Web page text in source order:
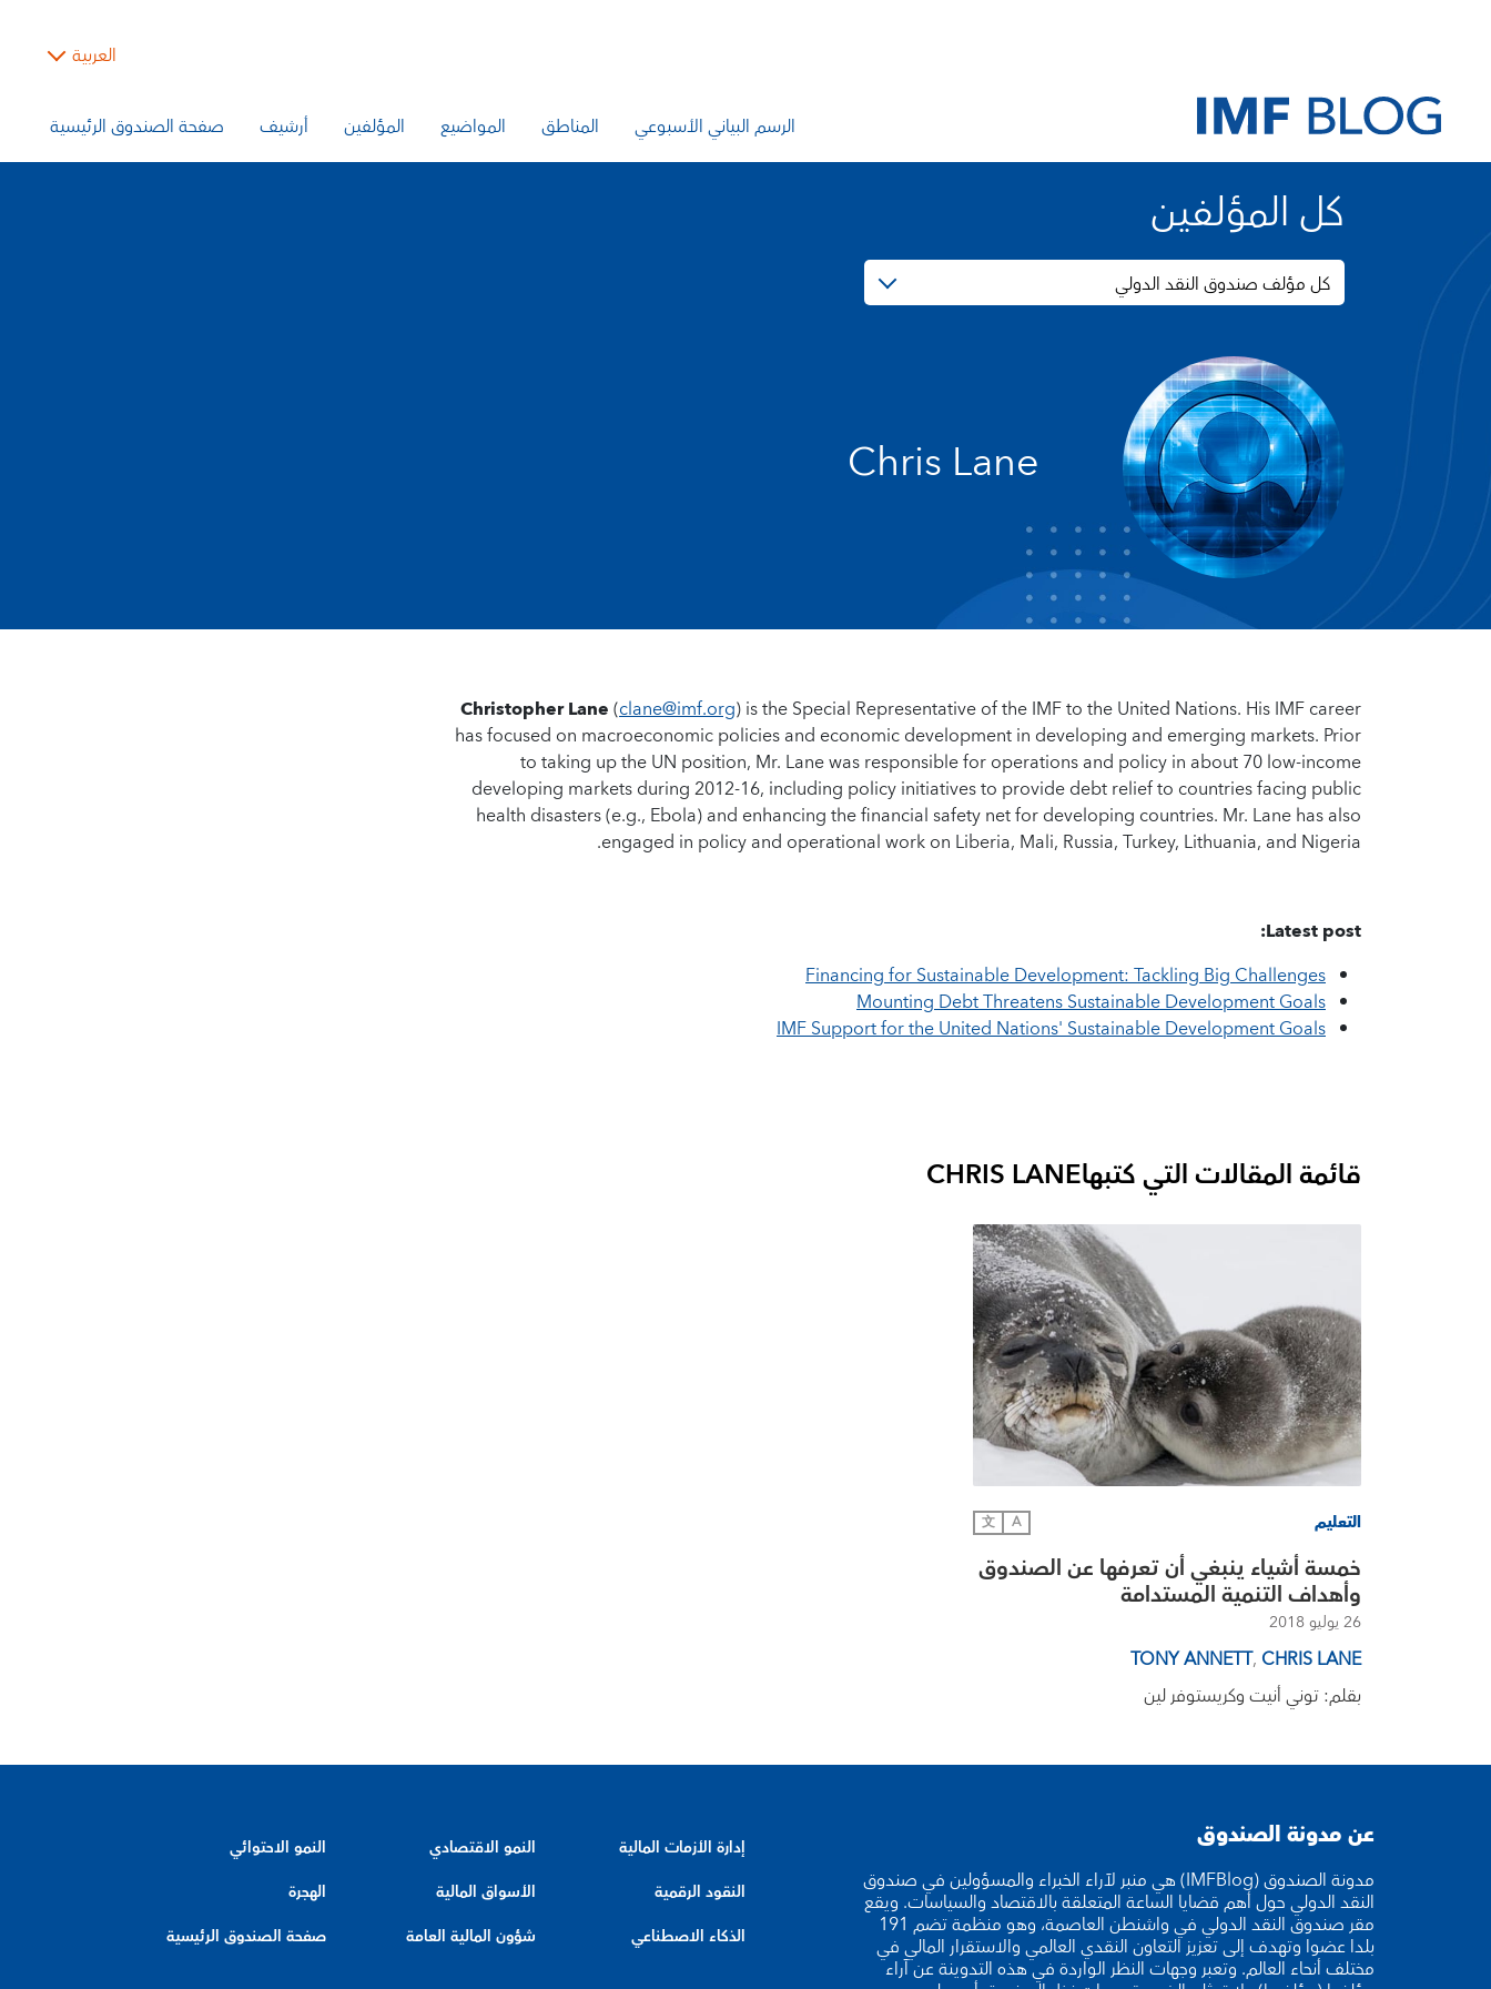
العربية
الرسم البياني الأسبوعي المناطق المواضيع المؤلفين أرشيف صفحة الصندوق الرئيسية
كل المؤلفين
كل مؤلف صندوق النقد الدولي
Chris Lane
Christopher Lane(clane@imf.org) is the Special Representative of the IMF to the United Nations. His IMF career
has focused on macroeconomic policies and economic development in developing and emerging markets. Prior
to taking up the UN position, Mr. Lane was responsible for operations and policy in about 70 low-income
developing markets during 2012-16, including policy initiatives to provide debt relief to countries facing public
health disasters (e.g., Ebola) and enhancing the financial safety net for developing countries. Mr. Lane has also
engaged in policy and operational work on Liberia, Mali, Russia, Turkey, Lithuania, and Nigeria.
Latest post:
Financing for Sustainable Development: Tackling Big Challenges
Mounting Debt Threatens Sustainable Development Goals
IMF Support for the United Nations' Sustainable Development Goals
قائمة المقالات التي كتبهاCHRIS LANE
التعليم A
文
خمسة أشياء ينبغي أن تعرفها عن الصندوق
وأهداف التنمية المستدامة
26 يوليو 2018
TONY ANNETT, CHRIS LANE
بقلم: توني أنيت وكريستوفر لين
عن مدونة الصندوق
مدونة الصندوق (IMFBlog) هي منبر لآراء الخبراء والمسؤولين في صندوق
النقد الدولي حول أهم قضايا الساعة المتعلقة بالاقتصاد والسياسات. ويقع
مقر صندوق النقد الدولي في واشنطن العاصمة، وهو منظمة تضم 191
بلدا عضوا وتهدف إلى تعزيز التعاون النقدي العالمي والاستقرار المالي في
مختلف أنحاء العالم. وتعبر وجهات النظر الواردة في هذه التدوينة عن آراء
إدارة الأزمات المالية
النقود الرقمية
الذكاء الاصطناعي
النمو الاقتصادي
الأسواق المالية
شؤون المالية العامة
النمو الاحتوائي
الهجرة
صفحة الصندوق الرئيسية